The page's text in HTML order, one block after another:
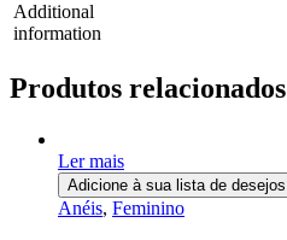
Additional
information
Produtos relacionados
Ler mais
Adicione à sua lista de desejos
Anéis, Feminino